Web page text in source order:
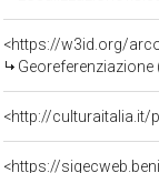
<https://w3id.org/
<http://culturaitalia.it/
<https://